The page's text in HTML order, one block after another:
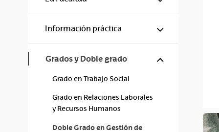
Información práctica Mostrar/
Grados y Doble grado Mostrar/
Grado en Trabajo Social
Grado en Relaciones Laborales
y Recursos Humanos
Doble Grado en Gestión de